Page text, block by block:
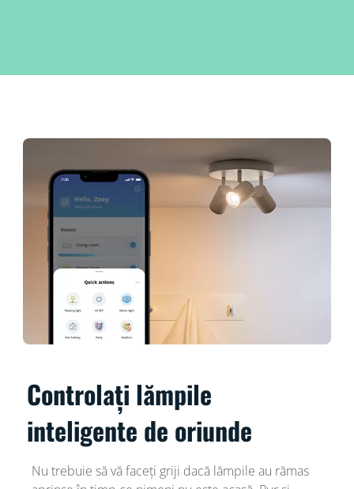
Controlați lămpile
inteligente de oriunde
Nu trebuie să vă faceți griji dacă lămpile au rămas